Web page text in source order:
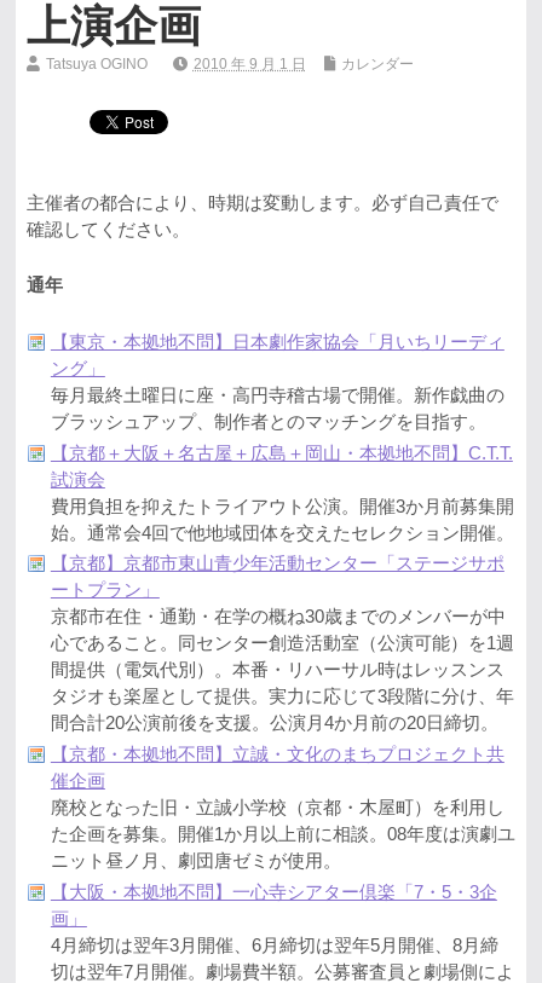
上演企画
Tatsuya OGINO 2010 年 9 月 1 日 カレンダー
主催者の都合により、時期は変動します。必ず自己責任で
確認してください。
通年
【東京・本拠地不問】日本劇作家協会「月いちリーディ
ング」
毎月最終土曜日に座・高円寺稽古場で開催。新作戯曲の
ブラッシュアップ、制作者とのマッチングを目指す。
【京都＋大阪＋名古屋＋広島＋岡山・本拠地不問】C.T.T.
試演会
費用負担を抑えたトライアウト公演。開催3か月前募集開
始。通常会4回で他地域団体を交えたセレクション開催。
【京都】京都市東山青少年活動センター「ステージサポ
ートプラン」
京都市在住・通勤・在学の概ね30歳までのメンバーが中
心であること。同センター創造活動室（公演可能）を1週
間提供（電気代別）。本番・リハーサル時はレッスンス
タジオも楽屋として提供。実力に応じて3段階に分け、年
間合計20公演前後を支援。公演月4か月前の20日締切。
【京都・本拠地不問】立誠・文化のまちプロジェクト共
催企画
廃校となった旧・立誠小学校（京都・木屋町）を利用し
た企画を募集。開催1か月以上前に相談。08年度は演劇ユ
ニット昼ノ月、劇団唐ゼミが使用。
【大阪・本拠地不問】一心寺シアター倶楽「7・5・3企
画」
4月締切は翌年3月開催、6月締切は翌年5月開催、8月締
切は翌年7月開催。劇場費半額。公募審査員と劇場側によ